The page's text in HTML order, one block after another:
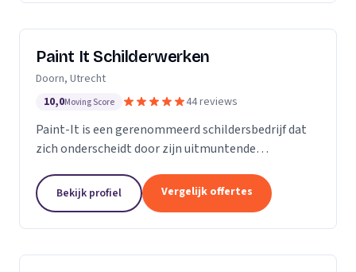
Paint It Schilderwerken
Doorn, Utrecht
10,0Moving Score 44 reviews
Paint-It is een gerenommeerd schildersbedrijf dat
zich onderscheidt door zijn uitmuntende
ons werk en streven ernaar om elke klus tot een
succes te...
Bekijk profiel Vergelijk offertes